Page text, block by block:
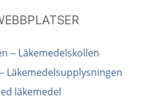
– Läkemedelskollen
Läkemedelsupplysningen
läkemedel